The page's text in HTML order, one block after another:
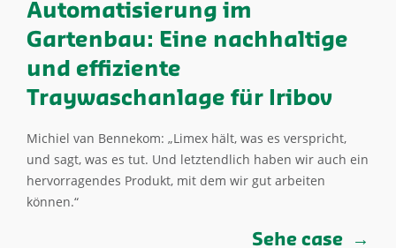
Automatisierung im
Gartenbau: Eine nachhaltige
und effiziente
Traywaschanlage für Iribov
Michiel van Bennekom: „Limex hält, was es verspricht,
und sagt, was es tut. Und letztendlich haben wir auch ein
hervorragendes Produkt, mit dem wir gut arbeiten
können.“
Sehe case